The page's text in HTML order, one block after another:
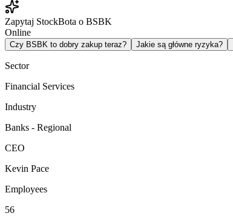
Zapytaj StockBota o BSBK
Online
Czy BSBK to dobry zakup teraz? Jakie są główne ryzyka?
Sector
Financial Services
Industry
Banks - Regional
CEO
Kevin Pace
Employees
56